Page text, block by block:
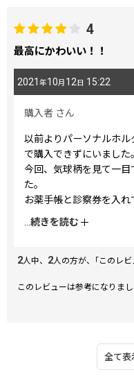
4
最高にかわいい！！
2021 年10月 12日 15:22
購入者 さん
以前よりパーソナルホ
で購入できずにいました。
今回、気球柄を見て一目
た。
お薬手帳と診察券を入
たびにウキウキします！
病院に行く以外でも持
しいです。
続きを読む
2人中、 2人の方が、｢このレ
このレビューは参考になりまし
全て表